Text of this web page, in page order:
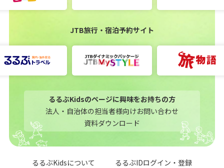
JTB旅行・宿泊予約サイト
るるぶKidsのページに興味をお持ちの方
法人・自治体の担当者様向けお問い合わせ
資料ダウンロード
るるぶKidsについて るるぶIDログイン・登録